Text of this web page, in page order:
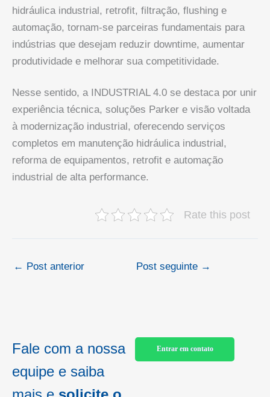
hidráulica industrial, retrofit, filtração, flushing e
automação, tornam-se parceiras fundamentais para
indústrias que desejam reduzir downtime, aumentar
produtividade e melhorar sua competitividade.
Nesse sentido, a INDUSTRIAL 4.0 se destaca por unir
experiência técnica, soluções Parker e visão voltada
à modernização industrial, oferecendo serviços
completos em manutenção hidráulica industrial,
reforma de equipamentos, retrofit e automação
industrial de alta performance.
Rate this post
← Post anterior Post seguinte →
Fale com a nossa
equipe e saiba
Entrar em contato